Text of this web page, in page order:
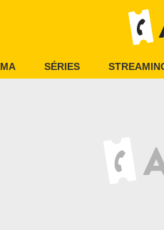
SÉRIES